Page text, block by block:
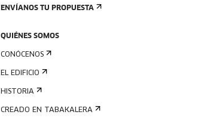
ENVÍANOS TU PROPUESTA
QUIÉNES SOMOS
CONÓCENOS
EL EDIFICIO
HISTORIA
CREADO EN TABAKALERA